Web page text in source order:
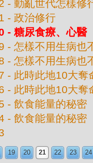
- 動亂世代怎樣修
- 政治修行
- 糖尿食療、心醫
- 怎樣不用生病也
- 怎樣不用生病也
- 此時此地10大奪
- 此時此地10大奪
- 飲食能量的秘密
- 飲食能量的秘密
19 20 21 22 23 24